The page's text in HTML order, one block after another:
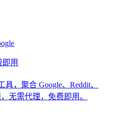
用
，聚合 Google、Reddit、
无需代理，免费即用。